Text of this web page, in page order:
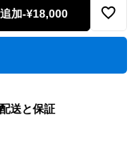
加-¥18,000
配送と保証